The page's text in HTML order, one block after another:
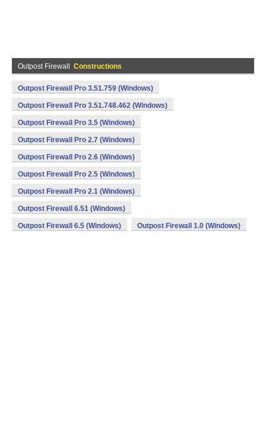
Outpost Firewall Constructions
Outpost Firewall Pro 3.51.759 (Windows)
Outpost Firewall Pro 3.51.748.462 (Windows)
Outpost Firewall Pro 3.5 (Windows)
Outpost Firewall Pro 2.7 (Windows)
Outpost Firewall Pro 2.6 (Windows)
Outpost Firewall Pro 2.5 (Windows)
Outpost Firewall Pro 2.1 (Windows)
Outpost Firewall 6.51 (Windows)
Outpost Firewall 6.5 (Windows) Outpost Firewall 1.0 (Windows)